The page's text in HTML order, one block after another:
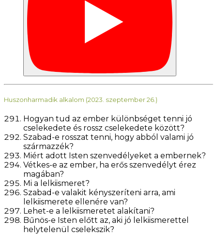
Huszonharmadik alkalom (2023. szeptember 26.)
Hogyan tud az ember különbséget tenni jó
cselekedete és rossz cselekedete között?
Szabad-e rosszat tenni, hogy abból valami jó
származzék?
Miért adott Isten szenvedélyeket a embernek?
Vétkes-e az ember, ha erős szenvedélyt érez
magában?
Mi a lelkiismeret?
Szabad-e valakit kényszeríteni arra, ami
lelkiismerete ellenére van?
Lehet-e a lelkiismeretet alakítani?
Bűnös-e Isten előtt az, aki jó lelkiismerettel
helytelenül cselekszik?